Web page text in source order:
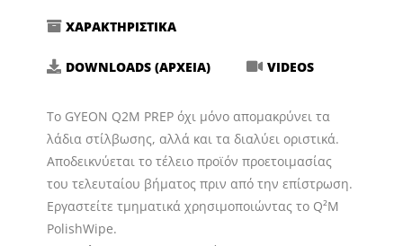
ΧΑΡΑΚΤΗΡΙΣΤΙΚΑ
DOWNLOADS (ΑΡΧΕΙΑ) VIDEOS
Το GYEON Q2M PREP όχι μόνο απομακρύνει τα
λάδια στίλβωσης, αλλά και τα διαλύει οριστικά.
Αποδεικνύεται το τέλειο προϊόν προετοιμασίας
του τελευταίου βήματος πριν από την επίστρωση.
Εργαστείτε τμηματικά χρησιμοποιώντας το Q²M
PolishWipe.